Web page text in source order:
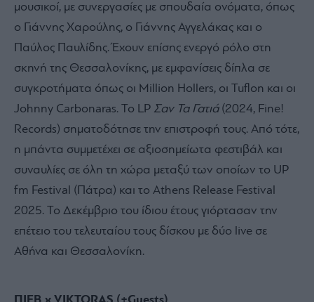
μουσικοί, με συνεργασίες με σπουδαία ονόματα, όπως
ο Γιάννης Χαρούλης, ο Γιάννης Αγγελάκας και ο
Παύλος Παυλίδης. Έχουν επίσης ενεργό ρόλο στη
σκηνή της Θεσσαλονίκης, με εμφανίσεις δίπλα σε
συγκροτήματα όπως οι Million Hollers, οι Tuflon και οι
Johnny Carbonaras. Το LP Σαν Τα Γατιά(2024, Fine!
Records) σηματοδότησε την επιστροφή τους. Από τότε,
η μπάντα συμμετέχει σε αξιοσημείωτα φεστιβάλ και
συναυλίες σε όλη τη χώρα μεταξύ των οποίων το UP
fm Festival (Πάτρα) και το Athens Release Festival
2025. Το Δεκέμβριο του ίδιου έτους γιόρτασαν την
επέτειο του τελευταίου τους δίσκου με δύο live σε
Αθήνα και Θεσσαλονίκη.